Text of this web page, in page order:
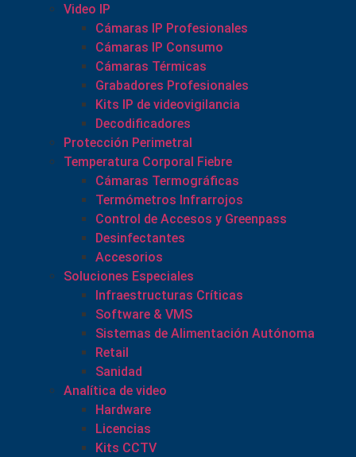
Video IP
Cámaras IP Profesionales
Cámaras IP Consumo
Cámaras Térmicas
Grabadores Profesionales
Kits IP de videovigilancia
Decodificadores
Protección Perimetral
Temperatura Corporal Fiebre
Cámaras Termográficas
Termómetros Infrarrojos
Control de Accesos y Greenpass
Desinfectantes
Accesorios
Soluciones Especiales
Infraestructuras Críticas
Software & VMS
Sistemas de Alimentación Autónoma
Retail
Sanidad
Analítica de video
Hardware
Licencias
Kits CCTV